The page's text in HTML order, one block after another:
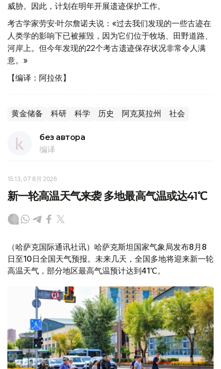
威胁。因此，计划在明年开展遗迹保护工作。
考古学家劳安·叶尔詹诺夫说：«过去我们发现的一些古迹在
人类学的影响下已被摧毁，因为它们位于牧场、田野道路、
河岸上。但今年发现的22个考古遗迹保存状况非常令人满
意。»
【编译：阿拉依】
黄金储备 科研 科学 历史 阿克莫拉州 社会
без автора
编译
15:13, 07 8月 2026
新一轮高温天气来袭 多地最高气温或达41℃
（哈萨克国际通讯社讯）哈萨克斯坦国家气象局发布8月8
日至10日全国天气预报。未来几天，全国多地将迎来新一轮
高温天气，部分地区最高气温预计达到41℃。